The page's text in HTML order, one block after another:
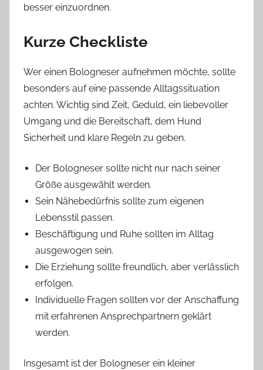
besser einzuordnen.
Kurze Checkliste
Wer einen Bologneser aufnehmen möchte, sollte
besonders auf eine passende Alltagssituation
achten. Wichtig sind Zeit, Geduld, ein liebevoller
Umgang und die Bereitschaft, dem Hund
Sicherheit und klare Regeln zu geben.
Der Bologneser sollte nicht nur nach seiner
Größe ausgewählt werden.
Sein Nähebedürfnis sollte zum eigenen
Lebensstil passen.
Beschäftigung und Ruhe sollten im Alltag
ausgewogen sein.
Die Erziehung sollte freundlich, aber verlässlich
erfolgen.
Individuelle Fragen sollten vor der Anschaffung
mit erfahrenen Ansprechpartnern geklärt
werden.
Insgesamt ist der Bologneser ein kleiner